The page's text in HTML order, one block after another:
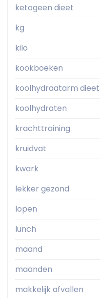
ketogeen dieet
kg
kilo
kookboeken
koolhydraatarm dieet
koolhydraten
krachttraining
kruidvat
kwark
lekker gezond
lopen
lunch
maand
maanden
makkelijk afvallen